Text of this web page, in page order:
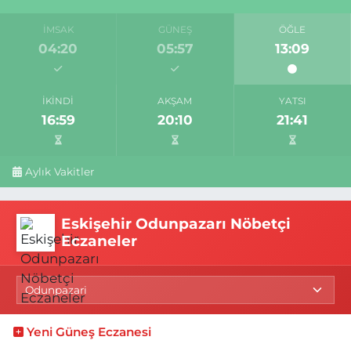
İMSAK
04:20
GÜNEŞ
05:57
ÖĞLE
13:09
İKINDI
16:59
AKŞAM
20:10
YATSI
21:41
Aylık Vakitler
Eskişehir Odunpazarı Nöbetçi
Eczaneler
Yeni Güneş Eczanesi